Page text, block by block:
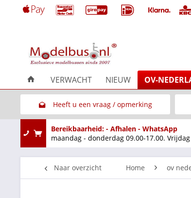
VERWACHT NIEUW OV-
Heeft u een vraag / opmerking
Link naar het contactformulier
Bereikbaarheid: - Afhalen - WhatsApp
maandag - donderdag 09.00-17.00. Vrijdag
Naar overzicht Home ov